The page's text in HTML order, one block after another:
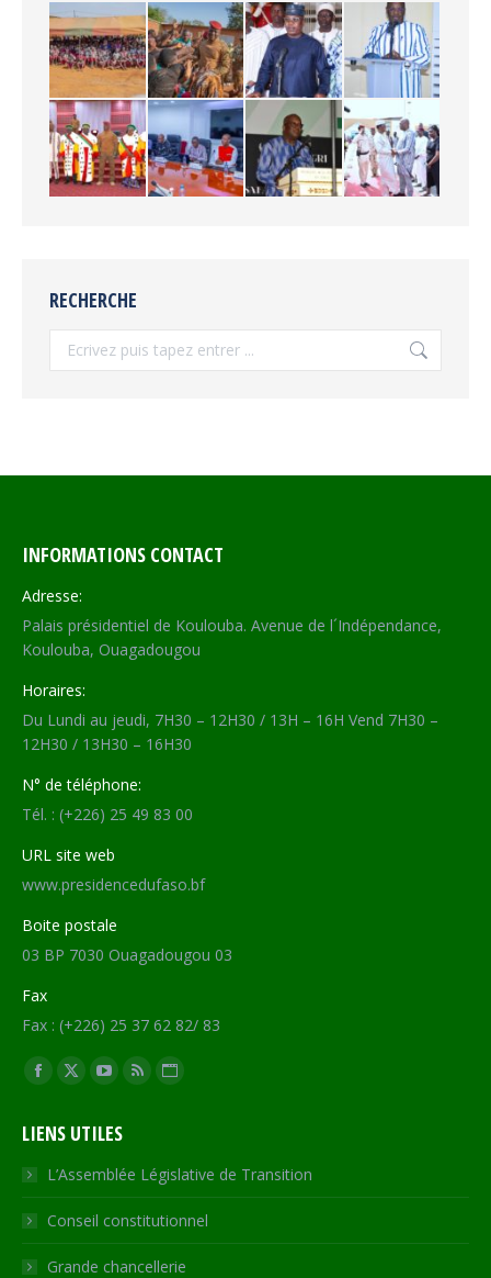
RECHERCHE
INFORMATIONS CONTACT
Adresse:
Palais présidentiel de Koulouba. Avenue de l´Indépendance,
Koulouba, Ouagadougou
Horaires:
Du Lundi au jeudi, 7H30 – 12H30 / 13H – 16H Vend 7H30 –
12H30 / 13H30 – 16H30
N° de téléphone:
Tél. : (+226) 25 49 83 00
URL site web
www.presidencedufaso.bf
Boite postale
03 BP 7030 Ouagadougou 03
Fax
Fax : (+226) 25 37 62 82/ 83
Trouvez nous sur :
Facebook
opens
in
new
window
X
opens
in
new
window
YouTube
opens
in
new
window
RSS
in
new
window
Site
opens
in
new
LIENS UTILES
L’Assemblée Législative de Transition
Conseil constitutionnel
Grande chancellerie